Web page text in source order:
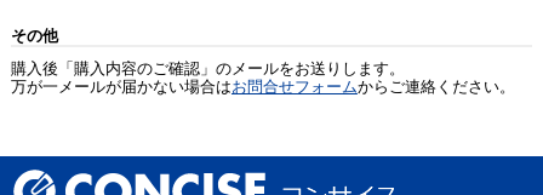
その他
購入後「購入内容のご確認」のメールをお送りします。
万が一メールが届かない場合はお問合せフォームからご連絡ください。